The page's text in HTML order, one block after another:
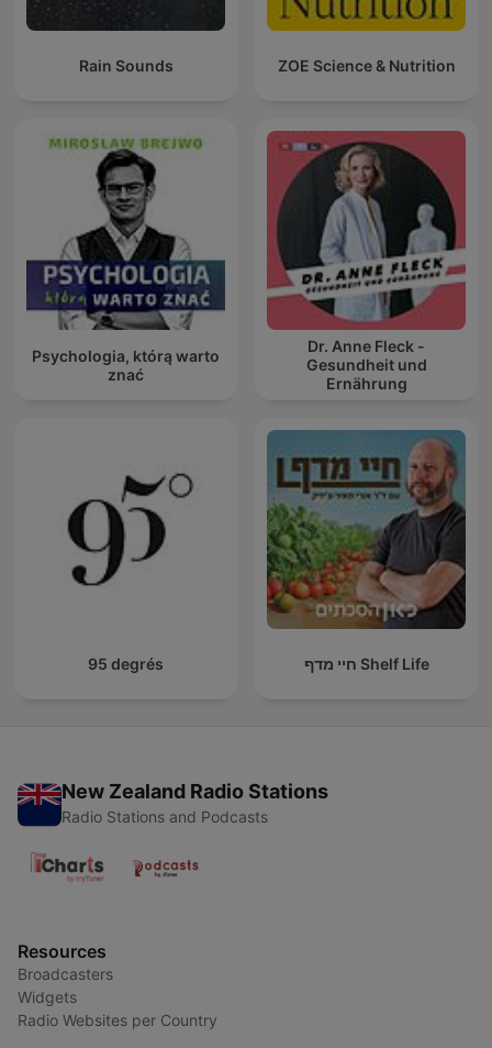
Rain Sounds ZOE Science & Nutrition
Psychologia, którą warto
znać
Dr. Anne Fleck -
Gesundheit und
Ernährung
95 degrés חיי מדף Shelf Life
New Zealand Radio Stations
Radio Stations and Podcasts
Resources
Broadcasters
Widgets
Radio Websites per Country